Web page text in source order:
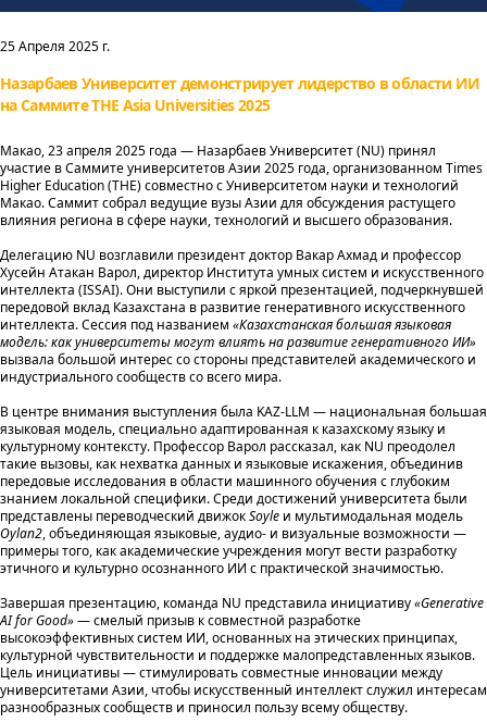
25 Апреля 2025 г.
Назарбаев Университет демонстрирует лидерство в области ИИ
на Саммите THE Asia Universities 2025
Макао, 23 апреля 2025 года — Назарбаев Университет (NU) принял
участие в Саммите университетов Азии 2025 года, организованном Times
Higher Education (THE) совместно с Университетом науки и технологий
Макао. Саммит собрал ведущие вузы Азии для обсуждения растущего
влияния региона в сфере науки, технологий и высшего образования.
Делегацию NU возглавили президент доктор Вакар Ахмад и профессор
Хусейн Атакан Варол, директор Института умных систем и искусственного
интеллекта (ISSAI). Они выступили с яркой презентацией, подчеркнувшей
передовой вклад Казахстана в развитие генеративного искусственного
интеллекта. Сессия под названием «Казахстанская большая языковая
модель: как университеты могут влиять на развитие генеративного ИИ»
вызвала большой интерес со стороны представителей академического и
индустриального сообществ со всего мира.
В центре внимания выступления была KAZ-LLM — национальная большая
языковая модель, специально адаптированная к казахскому языку и
культурному контексту. Профессор Варол рассказал, как NU преодолел
такие вызовы, как нехватка данных и языковые искажения, объединив
передовые исследования в области машинного обучения с глубоким
знанием локальной специфики. Среди достижений университета были
представлены переводческий движокSoyle и мультимодальная модель
Oylan2, объединяющая языковые, аудио- и визуальные возможности —
примеры того, как академические учреждения могут вести разработку
этичного и культурно осознанного ИИ с практической значимостью.
Завершая презентацию, команда NU представила инициативу«Generative
AI for Good» — смелый призыв к совместной разработке
высокоэффективных систем ИИ, основанных на этических принципах,
культурной чувствительности и поддержке малопредставленных языков.
Цель инициативы — стимулировать совместные инновации между
университетами Азии, чтобы искусственный интеллект служил интересам
разнообразных сообществ и приносил пользу всему обществу.